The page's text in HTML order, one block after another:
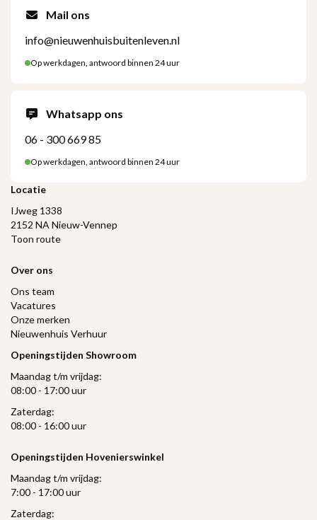
Mail ons
info@nieuwenhuisbuitenleven.nl
Op werkdagen, antwoord binnen 24 uur
Whatsapp ons
06 - 300 669 85
Op werkdagen, antwoord binnen 24 uur
Locatie
IJweg 1338
2152 NA Nieuw-Vennep
Toon route
Over ons
Ons team
Vacatures
Onze merken
Nieuwenhuis Verhuur
Openingstijden Showroom
Maandag t/m vrijdag:
08:00 - 17:00 uur
Zaterdag:
08:00 - 16:00 uur
Openingstijden Hovenierswinkel
Maandag t/m vrijdag:
7:00 - 17:00 uur
Zaterdag: